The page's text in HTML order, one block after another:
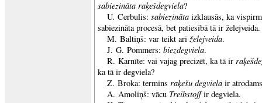
sabiezināta raķešdegviela?
U. Cerbulis: sabiezināta izklausās, ka
sabiezināta procesā, bet patiesībā tā ir želejveida.
M. Baltiņš: var teikt arīželejveida.
J. G. Pommers: biezdegviela.
R. Karnīte: vai vajag precizēt, ka tā ir
ka tā ir degviela?
Z. Broka: termins raķešu degviela ir
A. Amoliņš: vācu Treibstoffir degviela.